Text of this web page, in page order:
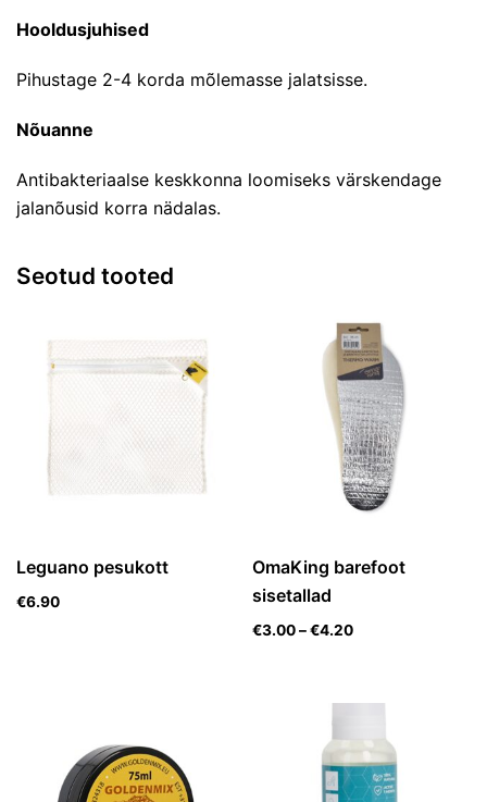
Hooldusjuhised
Pihustage 2-4 korda mõlemasse jalatsisse.
Nõuanne
Antibakteriaalse keskkonna loomiseks värskendage
jalanõusid korra nädalas.
Seotud tooted
Leguano pesukott
€6.90
OmaKing barefoot
sisetallad
€3.00–€4.20